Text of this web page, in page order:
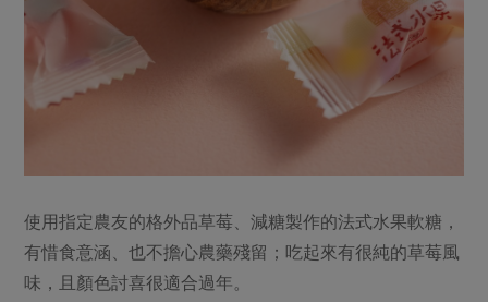
使用指定農友的格外品草莓、減糖製作的法式水果軟糖，
有惜食意涵、也不擔心農藥殘留；吃起來有很純的草莓風
味，且顏色討喜很適合過年。